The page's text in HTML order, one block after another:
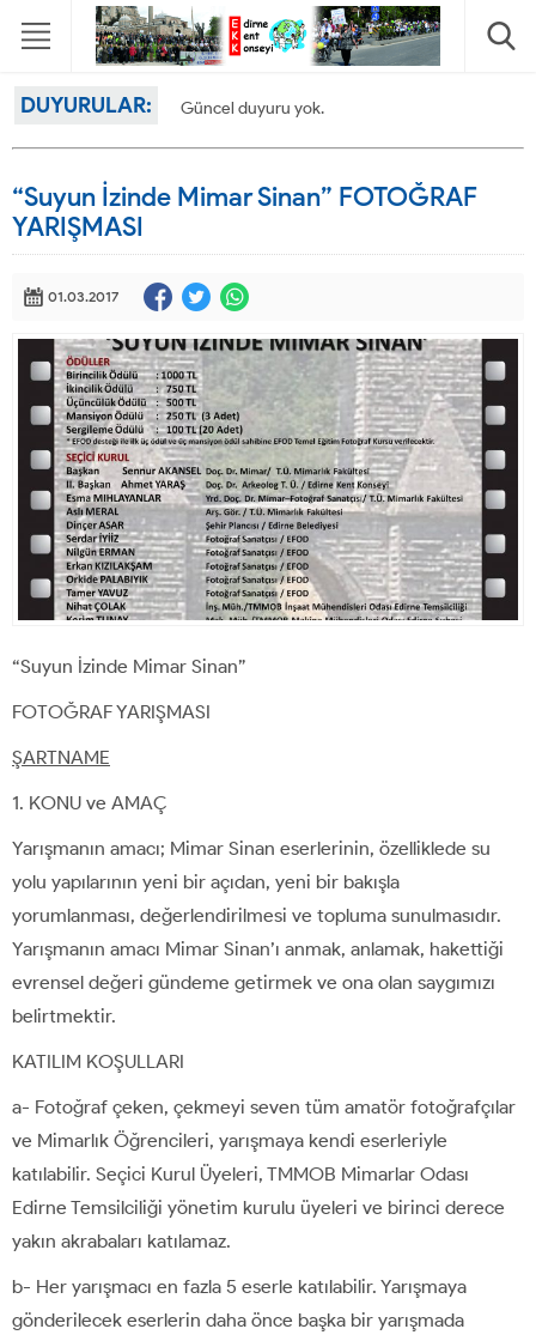
DUYURULAR: Güncel duyuru yok.
“Suyun İzinde Mimar Sinan” FOTOĞRAF
YARIŞMASI
01.03.2017
“Suyun İzinde Mimar Sinan”
FOTOĞRAF YARIŞMASI
ŞARTNAME
KONU ve AMAÇ
Yarışmanın amacı; Mimar Sinan eserlerinin, özelliklede su
yolu yapılarının yeni bir açıdan, yeni bir bakışla
yorumlanması, değerlendirilmesi ve topluma sunulmasıdır.
Yarışmanın amacı Mimar Sinan’ı anmak, anlamak, hakettiği
evrensel değeri gündeme getirmek ve ona olan saygımızı
belirtmektir.
KATILIM KOŞULLARI
a- Fotoğraf çeken, çekmeyi seven tüm amatör fotoğrafçılar
ve Mimarlık Öğrencileri, yarışmaya kendi eserleriyle
katılabilir. Seçici Kurul Üyeleri, TMMOB Mimarlar Odası
Edirne Temsilciliği yönetim kurulu üyeleri ve birinci derece
yakın akrabaları katılamaz.
b- Her yarışmacı en fazla 5 eserle katılabilir. Yarışmaya
gönderilecek eserlerin daha önce başka bir yarışmada